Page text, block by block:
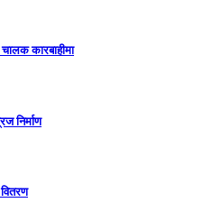
कारबाहीमा
निर्माण
वितरण